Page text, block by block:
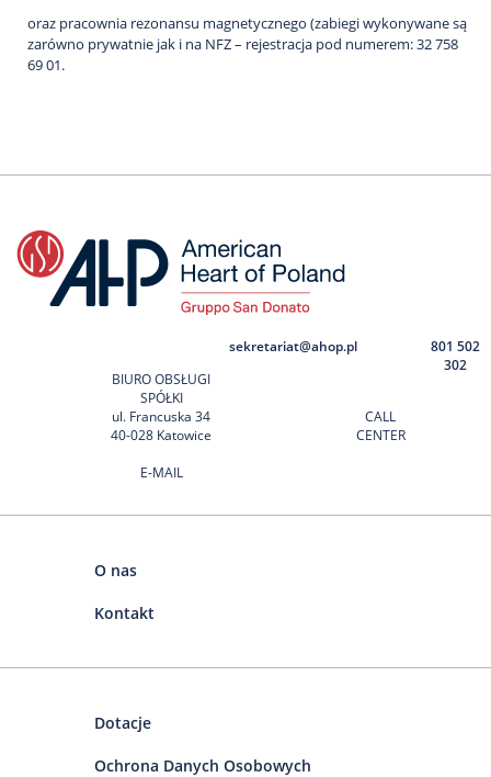
oraz pracownia rezonansu magnetycznego (zabiegi wykonywane są
zarówno prywatnie jak i na NFZ – rejestracja pod numerem: 32 758
69 01.
BIURO OBSŁUGI
SPÓŁKI
ul. Francuska 34
40-028 Katowice
E-MAIL
sekretariat@ahop.pl
CALL
CENTER
801 502
302
O nas
Kontakt
Dotacje
Ochrona Danych Osobowych